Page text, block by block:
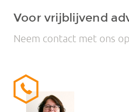
Voor vrijblijvend
Neem contact met ons op